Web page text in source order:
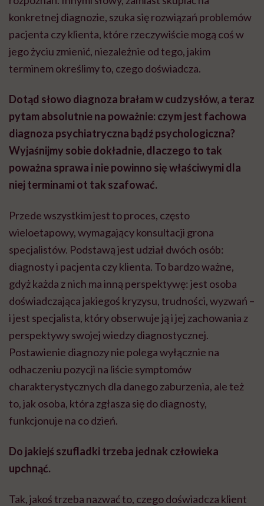
konkretnej diagnozie, szuka się rozwiązań problemów
pacjenta czy klienta, które rzeczywiście mogą coś w
jego życiu zmienić, niezależnie od tego, jakim
terminem określimy to, czego doświadcza.
Dotąd słowo diagnoza brałam w cudzysłów, a teraz
pytam absolutnie na poważnie: czym jest fachowa
diagnoza psychiatryczna bądź psychologiczna?
Wyjaśnijmy sobie dokładnie, dlaczego to tak
poważna sprawa i nie powinno się właściwymi dla
niej terminami ot tak szafować.
Przede wszystkim jest to proces, często
wieloetapowy, wymagający konsultacji grona
specjalistów. Podstawą jest udział dwóch osób:
diagnosty i pacjenta czy klienta. To bardzo ważne,
gdyż każda z nich ma inną perspektywę: jest osoba
doświadczająca jakiegoś kryzysu, trudności, wyzwań –
i jest specjalista, który obserwuje ją i jej zachowania z
perspektywy swojej wiedzy diagnostycznej.
Postawienie diagnozy nie polega wyłącznie na
odhaczeniu pozycji na liście symptomów
charakterystycznych dla danego zaburzenia, ale też
to, jak osoba, która zgłasza się do diagnosty,
funkcjonuje na co dzień.
Do jakiejś szufladki trzeba jednak człowieka
upchnąć.
Tak, jakoś trzeba nazwać to, czego doświadcza klient